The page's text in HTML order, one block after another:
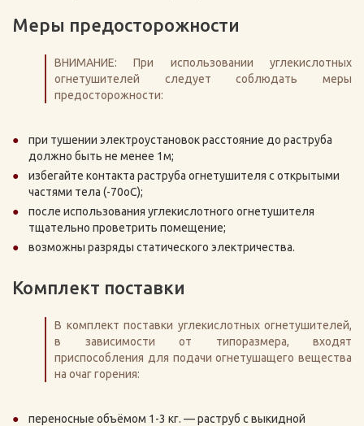
Меры предосторожности
ВНИМАНИЕ: При использовании углекислотных
огнетушителей следует соблюдать меры
предосторожности:
при тушении электроустановок расстояние до раструба
должно быть не менее 1м;
избегайте контакта раструба огнетушителя с открытыми
частями тела (-70оС);
после использования углекислотного огнетушителя
тщательно проветрить помещение;
возможны разряды статического электричества.
Комплект поставки
В комплект поставки углекислотных огнетушителей,
в зависимости от типоразмера, входят
приспособления для подачи огнетушащего вещества
на очаг горения:
переносные объёмом 1-3 кг. — раструб с выкидной